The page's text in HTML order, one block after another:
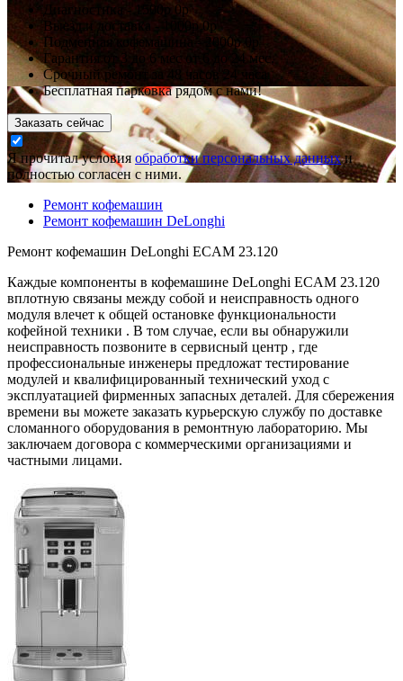
Диагностика -1500р 0р
Выезд и доставка -
1000р0р
Подменная кофемашина - 2000р0р
Гарантия
от 3 до 6 мес от 6 до 24 мес.
Срочный ремонт за
48 часов
24 часа
Бесплатная парковка рядом с нами!
Заказать сейчас
Я прочитал условия обработки персональных данныхи
полностью согласен с ними.
Ремонт кофемашин
Ремонт кофемашин DeLonghi
Ремонт кофемашин DeLonghi ECAM 23.120
Каждые компоненты в кофемашине DeLonghi ECAM 23.120
вплотную связаны между собой и неисправность одного
модуля влечет к общей остановке функциональности
кофейной техники . В том случае, если вы обнаружили
неисправность позвоните в сервисный центр , где
профессиональные инженеры предложат тестирование
модулей и квалифицированный технический уход с
эксплуатацией фирменных запасных деталей. Для сбережения
времени вы можете заказать курьерскую службу по доставке
сломанного оборудования в ремонтную лабораторию. Мы
заключаем договора с коммерческими организациями и
частными лицами.